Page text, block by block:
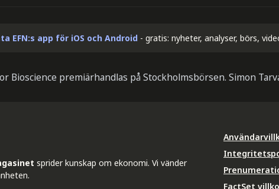
EFN:s app för iOS och Android - gratis: nyheter, analyser, börs,
Bioscience premiärhandlas på Stockholmsbörsen. Simon
sprider kunskap om ekonomi. Vi vänder
FactSet